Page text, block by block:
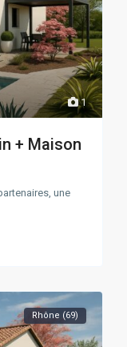
1
+ Maison
une
Rhône (69)